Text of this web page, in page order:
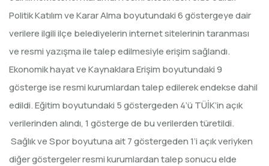
Politik Katılım ve Karar Alma boyutundaki 6 göstergeye dair
verilere ilgili ilçe belediyelerin internet sitelerinin taranması
ve resmi yazışma ile talep edilmesiyle erişim sağlandı.
Ekonomik hayat ve Kaynaklara Erişim boyutundaki 9
gösterge ise resmi kurumlardan talep edilerek endekse dahil
edildi. Eğitim boyutundaki 5 göstergeden 4’ü TÜİK’in açık
verilerinden alındı, 1 gösterge de bu verilerden türetildi.
Sağlık ve Spor boyutuna ait 7 göstergeden 1’i açık veriyken
diğer göstergeler resmi kurumlardan talep sonucu elde